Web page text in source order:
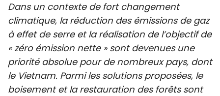
CULTURE
TOURISME
ENVIRONNEMENT
SPORT
Dans un contexte de fort changement
climatique, la réduction des émissions de gaz
à effet de serre et la réalisation de l’objectif de
« zéro émission nette » sont devenues une
priorité absolue pour de nombreux pays, dont
le Vietnam. Parmi les solutions proposées, le
boisement et la restauration des forêts sont